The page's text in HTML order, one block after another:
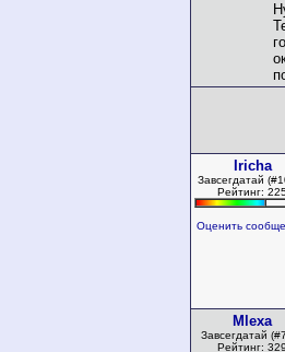
Iricha
Завсегдатай
Рейтинг:
Оценить
Mlexa
Завсегдатай
Рейтинг: 329